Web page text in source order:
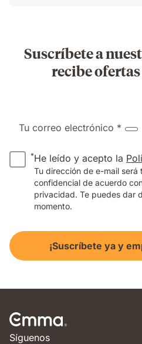
Suscríbete a
recibe
Tu correo electrónico *
*He leído y acepto la
Tu dirección de e-mail será
confidencial de acuerdo
privacidad. Te puedes dar
momento.
¡Suscríbete ya y
Síguenos